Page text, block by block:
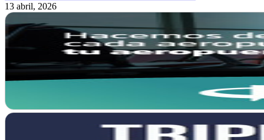
13 abril, 2026